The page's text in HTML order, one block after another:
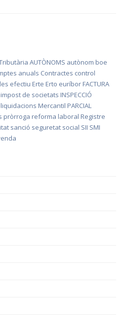
AUTÒNOMS autònom boe
anuals Contractes control
efectiu Erte Erto euríbor FACTURA
impost de societats INSPECCIÓ
liquidacions Mercantil PARCIAL
pròrroga reforma laboral Registre
sanció seguretat social SII SMI